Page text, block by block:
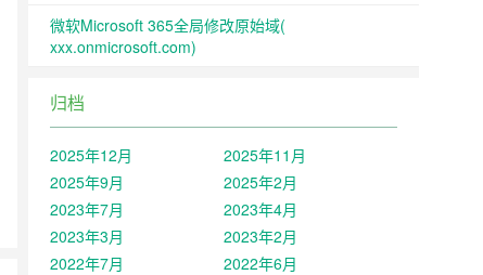
微软Microsoft 365全局修改原始域(
xxx.onmicrosoft.com)
归档
2025年12月
2025年11月
2025年9月
2025年2月
2023年7月
2023年4月
2023年3月
2023年2月
2022年7月
2022年6月